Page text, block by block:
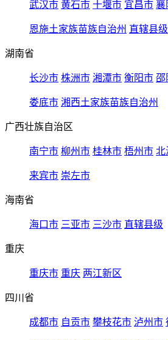
武汉市 黄石市 十堰市 宜昌市 襄
恩施土家族苗族自治州 直辖县级
湖南省
长沙市 株洲市 湘潭市 衡阳市 邵
娄底市 湘西土家族苗族自治州
广西壮族自治区
南宁市 柳州市 桂林市 梧州市 北
来宾市 崇左市
海南省
海口市 三亚市 三沙市 直辖县级
重庆
重庆市 重庆 两江新区
四川省
成都市 自贡市 攀枝花市 泸州市